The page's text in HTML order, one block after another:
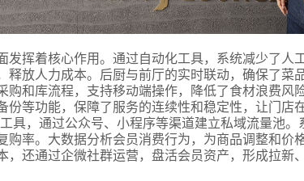
发挥着核心作用。通过自动化工具，系统减少了人
释放人力成本。后厨与前厅的实时联动，确保了菜
购和库流程，支持移动端操作，降低了食材浪费风
份等功能，保障了服务的连续性和稳定性，让门店
具，通过公众号、小程序等渠道建立私域流量池
购率。大数据分析会员消费行为，为商品调整和价
，还通过企微社群运营，盘活会员资产，形成拉新